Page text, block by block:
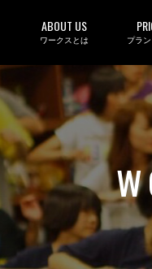
ABOUT US
ワークスとは プラ